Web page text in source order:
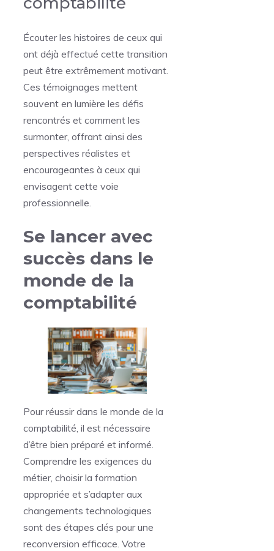
Écouter les histoires de ceux qui
ont déjà effectué cette transition
peut être extrêmement motivant.
Ces témoignages mettent
souvent en lumière les défis
rencontrés et comment les
surmonter, offrant ainsi des
perspectives réalistes et
encourageantes à ceux qui
envisagent cette voie
professionnelle.
Se lancer avec
succès dans le
monde de la
comptabilité
Pour réussir dans le monde de la
comptabilité, il est nécessaire
d’être bien préparé et informé.
Comprendre les exigences du
métier, choisir la formation
appropriée et s’adapter aux
changements technologiques
sont des étapes clés pour une
reconversion efficace. Votre